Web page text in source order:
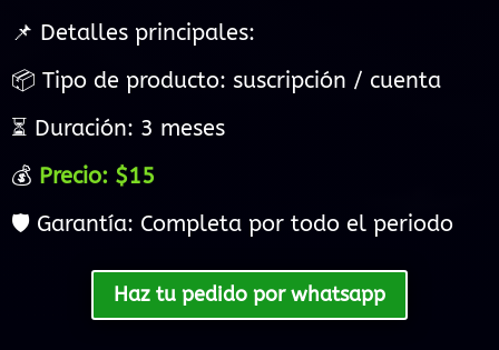
📌 Detalles principales:
📦 Tipo de producto: suscripción / cuenta
⏳ Duración: 3 meses
💰 Precio: $15
🛡️ Garantía: Completa por todo el periodo
Haz tu pedido por whatsapp